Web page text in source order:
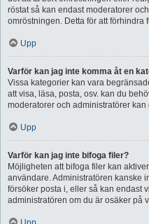
röstat så kan endast moderatorer
omröstningen. Detta för att förhindra
Upp
Varför kan jag inte komma åt en
Vissa kategorier kan vara
att visa, läsa, posta, osv. kan du
moderatorer och administratörer
Upp
Varför kan jag inte bifoga filer?
Möjligheten att bifoga filer kan
användare. Administratören kanske
försöker posta i, eller så kan endast
administratören om du är osäker på